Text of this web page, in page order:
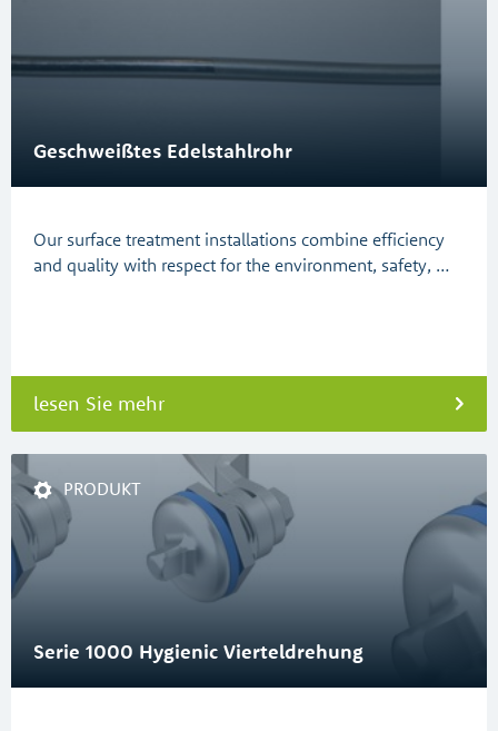
Geschweißtes Edelstahlrohr
Our surface treatment installations combine efficiency
and quality with respect for the environment, safety, …
lesen Sie mehr
PRODUKT
Serie 1000 Hygienic Vierteldrehung